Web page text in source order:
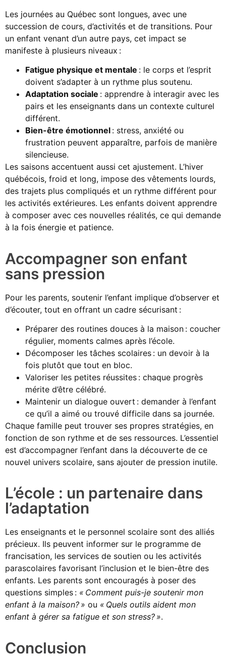
Les journées au Québec sont longues, avec une
succession de cours, d’activités et de transitions. Pour
un enfant venant d’un autre pays, cet impact se
manifeste à plusieurs niveaux :
Fatigue physique et mentale : le corps et l’esprit
doivent s’adapter à un rythme plus soutenu.
Adaptation sociale : apprendre à interagir avec les
pairs et les enseignants dans un contexte culturel
différent.
Bien-être émotionnel : stress, anxiété ou
frustration peuvent apparaître, parfois de manière
silencieuse.
Les saisons accentuent aussi cet ajustement. L’hiver
québécois, froid et long, impose des vêtements lourds,
des trajets plus compliqués et un rythme différent pour
les activités extérieures. Les enfants doivent apprendre
à composer avec ces nouvelles réalités, ce qui demande
à la fois énergie et patience.
Accompagner son enfant
sans pression
Pour les parents, soutenir l’enfant implique d’observer et
d’écouter, tout en offrant un cadre sécurisant :
Préparer des routines douces à la maison : coucher
régulier, moments calmes après l’école.
Décomposer les tâches scolaires : un devoir à la
fois plutôt que tout en bloc.
Valoriser les petites réussites : chaque progrès
mérite d’être célébré.
Maintenir un dialogue ouvert : demander à l’enfant
ce qu’il a aimé ou trouvé difficile dans sa journée.
Chaque famille peut trouver ses propres stratégies, en
fonction de son rythme et de ses ressources. L’essentiel
est d’accompagner l’enfant dans la découverte de ce
nouvel univers scolaire, sans ajouter de pression inutile.
L’école : un partenaire dans
l’adaptation
Les enseignants et le personnel scolaire sont des alliés
précieux. Ils peuvent informer sur le programme de
francisation, les services de soutien ou les activités
parascolaires favorisant l’inclusion et le bien-être des
enfants. Les parents sont encouragés à poser des
questions simples : « Comment puis-je soutenir mon
enfant à la maison? » ou « Quels outils aident mon
enfant à gérer sa fatigue et son stress? ».
Conclusion